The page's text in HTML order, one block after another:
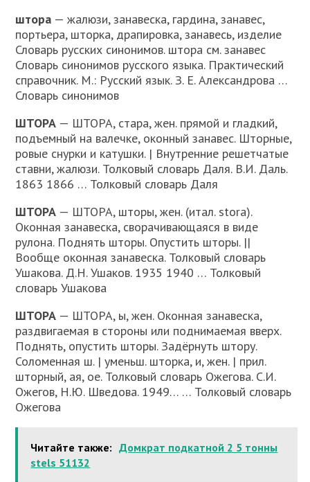
штора — жалюзи, занавеска, гардина, занавес,
портьера, шторка, драпировка, занавесь, изделие
Словарь русских синонимов. штора см. занавес
Словарь синонимов русского языка. Практический
справочник. М.: Русский язык. З. Е. Александрова …
Словарь синонимов
ШТОРА — ШТОРА, стара, жен. прямой и гладкий,
подъемный на валечке, оконный занавес. Шторные,
ровые снурки и катушки. | Внутренние решетчатые
ставни, жалюзи. Толковый словарь Даля. В.И. Даль.
1863 1866 … Толковый словарь Даля
ШТОРА — ШТОРА, шторы, жен. (итал. stora).
Оконная занавеска, сворачивающаяся в виде
рулона. Поднять шторы. Опустить шторы. ||
Вообще оконная занавеска. Толковый словарь
Ушакова. Д.Н. Ушаков. 1935 1940 … Толковый
словарь Ушакова
ШТОРА — ШТОРА, ы, жен. Оконная занавеска,
раздвигаемая в стороны или поднимаемая вверх.
Поднять, опустить шторы. Задёрнуть штору.
Соломенная ш. | уменьш. шторка, и, жен. | прил.
шторный, ая, ое. Толковый словарь Ожегова. С.И.
Ожегов, Н.Ю. Шведова. 1949… … Толковый словарь
Ожегова
Читайте также: Домкрат подкатной 2 5 тонны
stels 51132